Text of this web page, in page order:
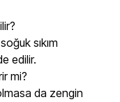
sıkım
edilir.
mi?
da zengin